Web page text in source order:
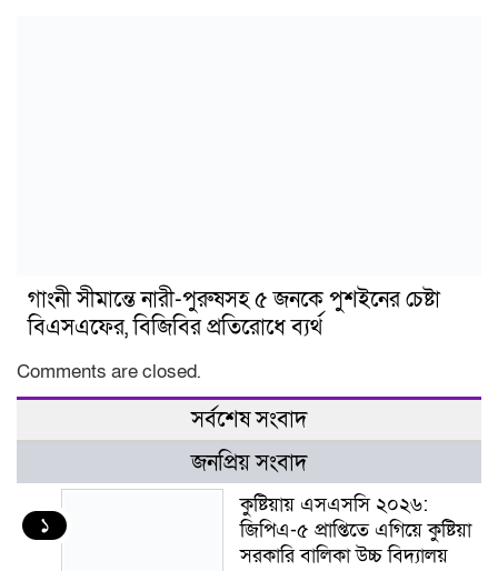
গাংনী সীমান্তে নারী-পুরুষসহ ৫ জনকে পুশইনের চেষ্টা
বিএসএফের, বিজিবির প্রতিরোধে ব্যর্থ
Comments are closed.
সর্বশেষ সংবাদ
জনপ্রিয় সংবাদ
১
কুষ্টিয়ায় এসএসসি ২০২৬:
জিপিএ-৫ প্রাপ্তিতে এগিয়ে কুষ্টিয়া
সরকারি বালিকা উচ্চ বিদ্যালয়